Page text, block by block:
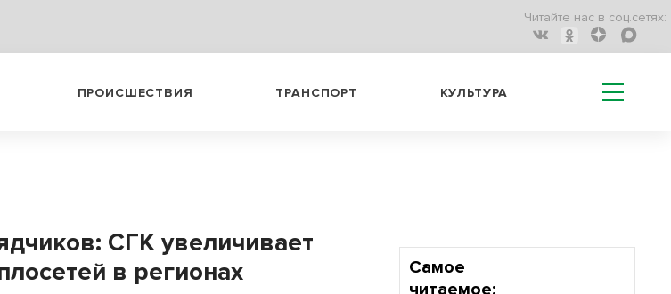
Читайте нас в соц.сетях:
ПРОИСШЕСТВИЯ ТРАНСПОРТ КУЛЬТУРА
СГК увеличивает
в регионах
Самое
читаемое: